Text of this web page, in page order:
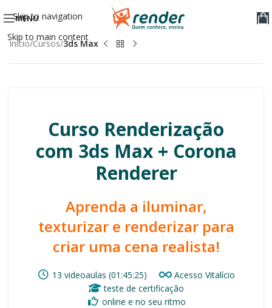
Skip to navigation
Skip to main content
MENU
Início Cursos 3ds Max
Curso Renderização
com 3ds Max + Corona
Renderer
Aprenda a iluminar,
texturizar e renderizar para
criar uma cena realista!
13 videoaulas (01:45:25)
Acesso Vitalício
teste de certificação
online e no seu ritmo